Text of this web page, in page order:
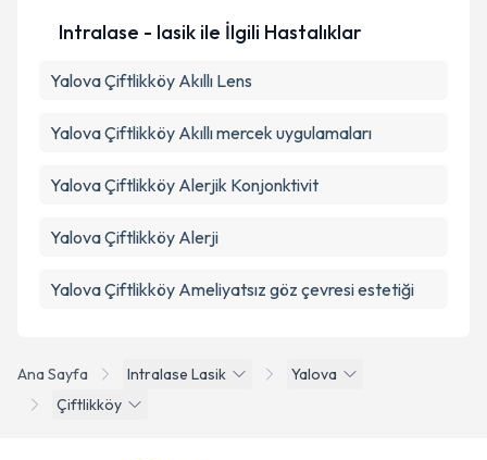
Ana Sayfa Intralase Lasik
Yalova
Çiftlikköy
Intralase - lasik ile İlgili Hastalıklar
Yalova Çiftlikköy Akıllı Lens
Yalova Çiftlikköy Akıllı mercek uygulamaları
Yalova Çiftlikköy Alerjik Konjonktivit
Yalova Çiftlikköy Alerji
Yalova Çiftlikköy Ameliyatsız göz çevresi estetiği